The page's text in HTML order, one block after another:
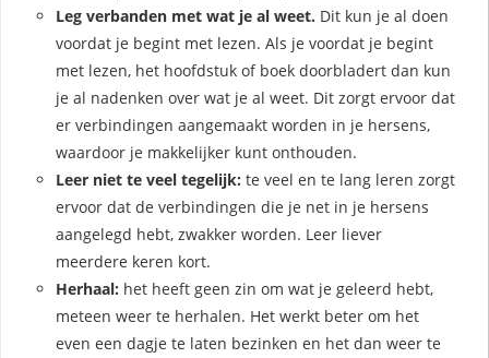
Leg verbanden met wat je al weet. Dit kun je al doen
voordat je begint met lezen. Als je voordat je begint
met lezen, het hoofdstuk of boek doorbladert dan kun
je al nadenken over wat je al weet. Dit zorgt ervoor dat
er verbindingen aangemaakt worden in je hersens,
waardoor je makkelijker kunt onthouden.
Leer niet te veel tegelijk: te veel en te lang leren zorgt
ervoor dat de verbindingen die je net in je hersens
aangelegd hebt, zwakker worden. Leer liever
meerdere keren kort.
Herhaal: het heeft geen zin om wat je geleerd hebt,
meteen weer te herhalen. Het werkt beter om het
even een dagje te laten bezinken en het dan weer te